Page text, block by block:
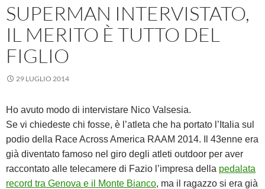
SUPERMAN INTERVISTATO,
IL MERITO È TUTTO DEL
FIGLIO
29 LUGLIO 2014
Ho avuto modo di intervistare Nico Valsesia.
Se vi chiedeste chi fosse, è l’atleta che ha portato l’Italia sul
podio della Race Across America RAAM 2014. Il 43enne era
già diventato famoso nel giro degli atleti outdoor per aver
raccontato alle telecamere di Fazio l’impresa della pedalata
record tra Genova e il Monte Bianco, ma il ragazzo si era già